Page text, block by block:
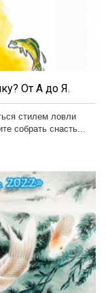
От А до Я.
стилем ловли
собрать снасть...